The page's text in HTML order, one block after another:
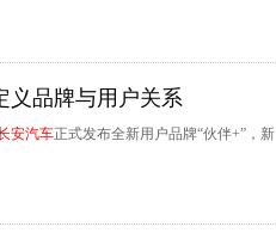
义品牌与用户关系
安汽车正式发布全新用户品牌“伙伴+”，新